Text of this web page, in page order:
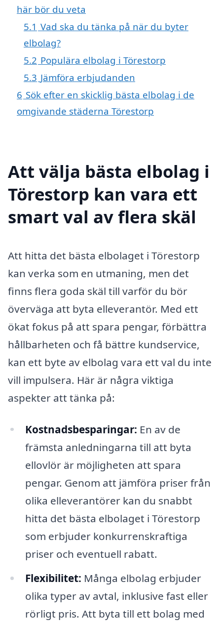
här bör du veta
5.1 Vad ska du tänka på när du byter
elbolag?
5.2 Populära elbolag i Törestorp
5.3 Jämföra erbjudanden
6 Sök efter en skicklig bästa elbolag i de
omgivande städerna Törestorp
Att välja bästa elbolag i
Törestorp kan vara ett
smart val av flera skäl
Att hitta det bästa elbolaget i Törestorp
kan verka som en utmaning, men det
finns flera goda skäl till varför du bör
överväga att byta elleverantör. Med ett
ökat fokus på att spara pengar, förbättra
hållbarheten och få bättre kundservice,
kan ett byte av elbolag vara ett val du inte
vill impulsera. Här är några viktiga
aspekter att tänka på:
Kostnadsbesparingar: En av de
främsta anledningarna till att byta
ellovlör är möjligheten att spara
pengar. Genom att jämföra priser från
olika elleverantörer kan du snabbt
hitta det bästa elbolaget i Törestorp
som erbjuder konkurrenskraftiga
priser och eventuell rabatt.
Flexibilitet: Många elbolag erbjuder
olika typer av avtal, inklusive fast eller
rörligt pris. Att byta till ett bolag med